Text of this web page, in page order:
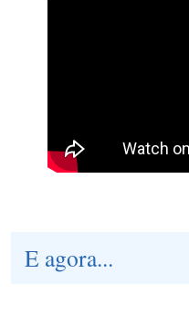
E agora...